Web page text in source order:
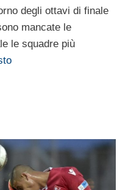
degli ottavi di finale
mancate le
le squadre più